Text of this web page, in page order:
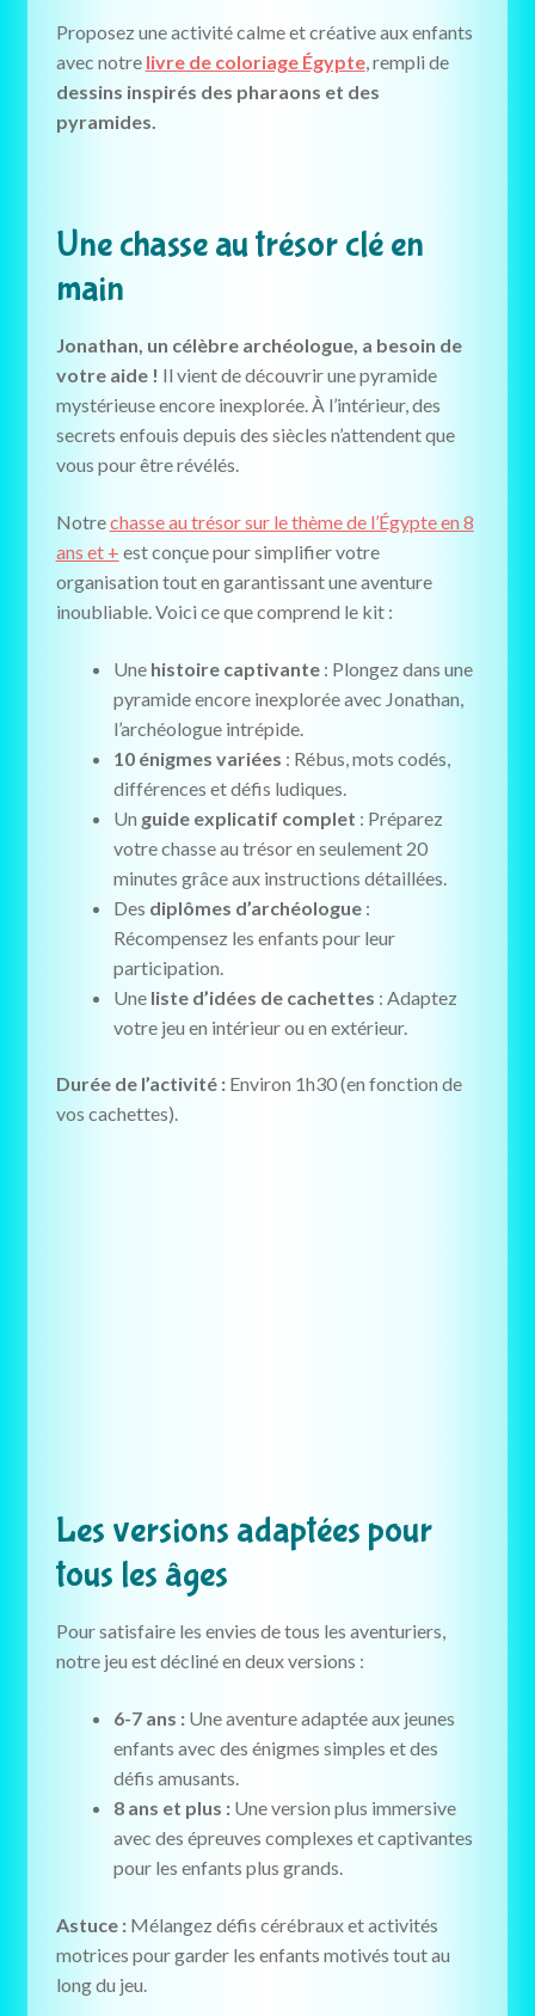
Proposez une activité calme et créative aux enfants
avec notre livre de coloriage Égypte, rempli de
dessins inspirés des pharaons et des
pyramides.
Une chasse au trésor clé en
main
Jonathan, un célèbre archéologue, a besoin de
votre aide ! Il vient de découvrir une pyramide
mystérieuse encore inexplorée. À l’intérieur, des
secrets enfouis depuis des siècles n’attendent que
vous pour être révélés.
Notrechasse au trésor sur le thème de l’Égypte en 8
ans et + est conçue pour simplifier votre
organisation tout en garantissant une aventure
inoubliable. Voici ce que comprend le kit :
Une histoire captivante: Plongez dans une
pyramide encore inexplorée avec Jonathan,
l’archéologue intrépide.
10 énigmes variées : Rébus, mots codés,
différences et défis ludiques.
Un guide explicatif complet : Préparez
votre chasse au trésor en seulement 20
minutes grâce aux instructions détaillées.
Des diplômes d’archéologue:
Récompensez les enfants pour leur
participation.
Une liste d’idées de cachettes : Adaptez
votre jeu en intérieur ou en extérieur.
Durée de l’activité :Environ 1h30 (en fonction de
vos cachettes).
Les versions adaptées pour
tous les âges
Pour satisfaire les envies de tous les aventuriers,
notre jeu est décliné en deux versions :
6-7 ans :Une aventure adaptée aux jeunes
enfants avec des énigmes simples et des
défis amusants.
8 ans et plus :Une version plus immersive
avec des épreuves complexes et captivantes
pour les enfants plus grands.
Astuce :Mélangez défis cérébraux et activités
motrices pour garder les enfants motivés tout au
long du jeu.